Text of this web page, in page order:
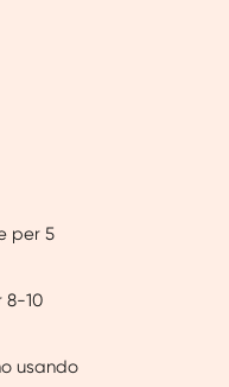
per 5
8-10
usando